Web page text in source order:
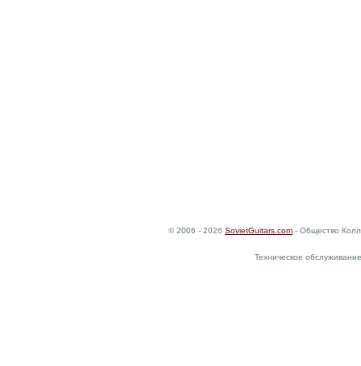
© 2006 - 2026 SovietGuitars.com - Общество
Техническое